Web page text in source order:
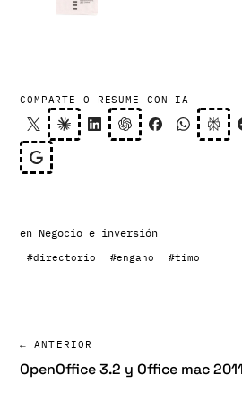
COMPARTE O RESUME CON IA
en Negocio e inversión
#directorio #engano #timo
← ANTERIOR
OpenOffice 3.2 y Office mac 2011